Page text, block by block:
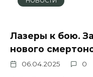
Лазеры к бою.
нового
06.04.2025 0